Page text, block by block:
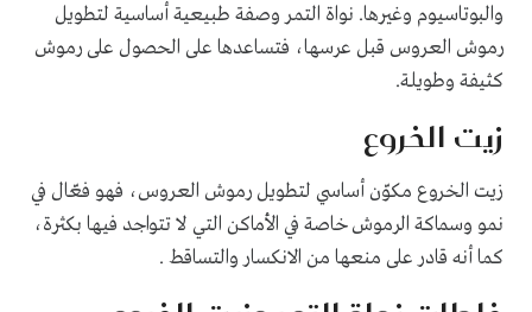
والبوتاسيوم وغيرها. نواة التمر وصفة طبيعية أساسية لتطويل
رموش العروس قبل عرسها، فتساعدها على الحصول على رموش
كثيفة وطويلة.
زيت الخروع
زيت الخروع مكوّن أساسي لتطويل رموش العروس، فهو فعّال في
نمو وسماكة الرموش خاصة في الأماكن التي لا تتواجد فيها بكثرة،
كما أنه قادر على منعها من الانكسار والتساقط .